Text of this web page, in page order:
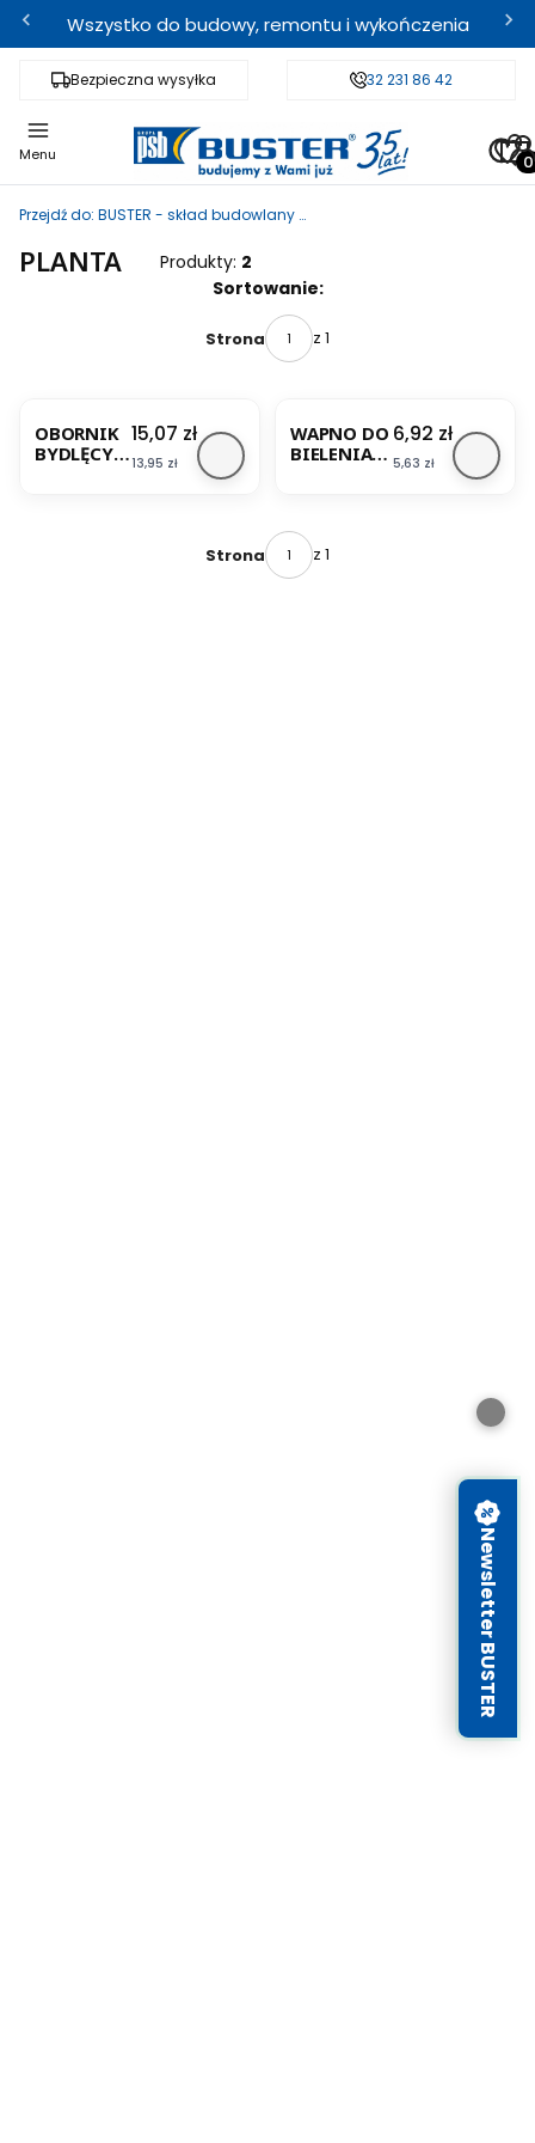
Wszystko do budowy, remontu i wykończenia
Bezpieczna wysyłka Fachowe doradztwo
32 231 86 42
Menu
Przejdź do: BUSTER - skład budowlany i sklep internetowy
PLANTA Produkty: 2
Sortowanie:
Strona z 1
OBORNIK
BYDLĘCY
Cena
15,07 zł
Cena
13,95 zł
WAPNO DO
BIELENIA
PLANTA
Cena
6,92 zł
Cena
5,63 zł
Strona z 1
Newsletter BUSTER